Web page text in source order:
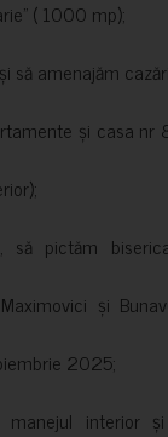
( 1000 mp);
să amenajăm
și casa nr
să pictăm
și
2025;
interior